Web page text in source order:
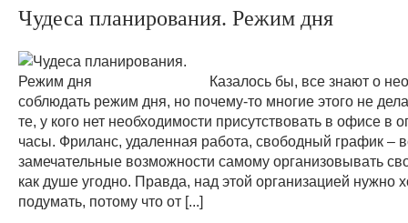
Чудеса планирования. Режим дня
Казалось бы, все знают о
соблюдать режим дня, но почему-то многие этого не
те, у кого нет необходимости присутствовать в офисе в
часы. Фриланс, удаленная работа, свободный график –
замечательные возможности самому организовывать
как душе угодно. Правда, над этой организацией нужно
подумать, потому что от [...]